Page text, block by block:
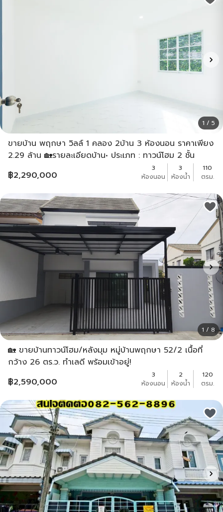
1 / 5
ขายบ้าน พฤกษา วิลล์ 1 คลอง 2บ้าน 3 ห้องนอน ราคาเพียง
2.29 ล้าน 🏡รายละเอียดบ้าน• ประเภท : ทาวน์โฮม 2 ชั้น
฿2,290,000
3
ห้องนอน
3
ห้องน้ำ
110
ตรม.
1 / 8
🏡 ขายบ้านทาวน์โฮม/หลังมุม หมู่บ้านพฤกษา 52/2 เนื้อที่
กว้าง 26 ตร.ว. ทำเลดี พร้อมเข้าอยู่!
฿2,590,000
3
ห้องนอน
2
ห้องน้ำ
120
ตรม.